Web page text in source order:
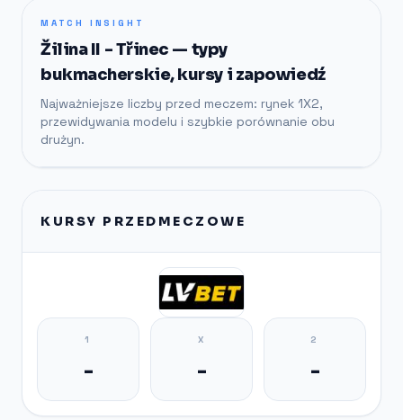
MATCH INSIGHT
Žilina II - Třinec — typy
bukmacherskie, kursy i zapowiedź
Najważniejsze liczby przed meczem: rynek 1X2,
przewidywania modelu i szybkie porównanie obu
drużyn.
KURSY PRZEDMECZOWE
1
-
X
-
2
-